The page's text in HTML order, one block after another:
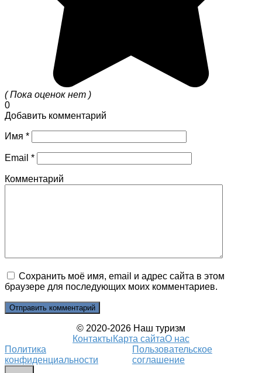
( Пока оценок нет )
0
Добавить комментарий
Имя *
Email *
Комментарий
Сохранить моё имя, email и адрес сайта в этом
браузере для последующих моих комментариев.
© 2020-2026 Наш туризм
КонтактыКарта сайтаО нас
Политика
конфиденциальности
Пользовательское
соглашение